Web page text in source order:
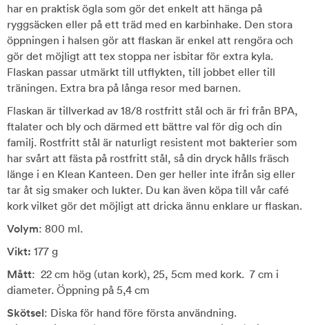
har en praktisk ögla som gör det enkelt att hänga på
ryggsäcken eller på ett träd med en karbinhake. Den stora
öppningen i halsen gör att flaskan är enkel att rengöra och
gör det möjligt att tex stoppa ner isbitar för extra kyla.
Flaskan passar utmärkt till utflykten, till jobbet eller till
träningen. Extra bra på långa resor med barnen.
Flaskan är tillverkad av 18/8 rostfritt stål och är fri från BPA,
ftalater och bly och därmed ett bättre val för dig och din
familj. Rostfritt stål är naturligt resistent mot bakterier som
har svårt att fästa på rostfritt stål, så din dryck hålls fräsch
länge i en Klean Kanteen. Den ger heller inte ifrån sig eller
tar åt sig smaker och lukter. Du kan även köpa till vår café
kork vilket gör det möjligt att dricka ännu enklare ur flaskan.
Volym: 800 ml.
Vikt: 177 g
Mått: 22 cm hög (utan kork), 25, 5cm med kork. 7 cm i
diameter. Öppning på 5,4 cm
Skötsel: Diska för hand före första användning.